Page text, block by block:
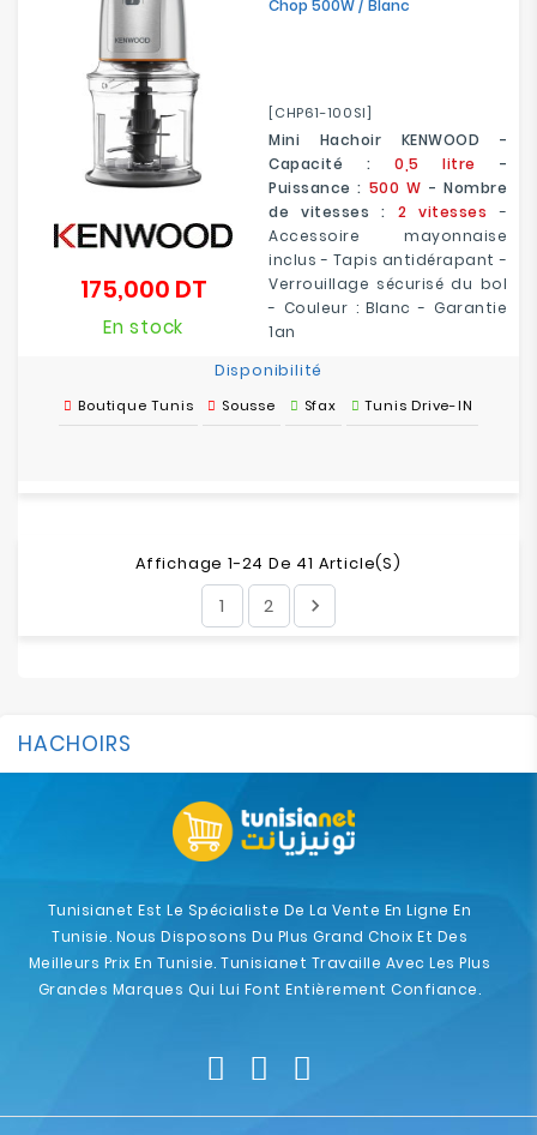
Chop 500W / Blanc
[CHP61-100SI]
Mini Hachoir KENWOOD -
Capacité : 0,5 litre
-
Puissance : 500 W - Nombre
de vitesses : 2 vitesses -
Accessoire mayonnaise
inclus - Tapis antidérapant -
Verrouillage sécurisé du bol
- Couleur : Blanc - Garantie
1an
175,000 DTPrix
En stock
Disponibilité
Boutique Tunis Sousse Sfax Tunis Drive-IN
Affichage 1-24 De 41 Article(s)
1 2 
HACHOIRS
Tunisianet Est Le Spécialiste De La Vente En Ligne En
Tunisie. Nous Disposons Du Plus Grand Choix Et Des
Meilleurs Prix En Tunisie. Tunisianet Travaille Avec Les Plus
Grandes Marques Qui Lui Font Entièrement Confiance.